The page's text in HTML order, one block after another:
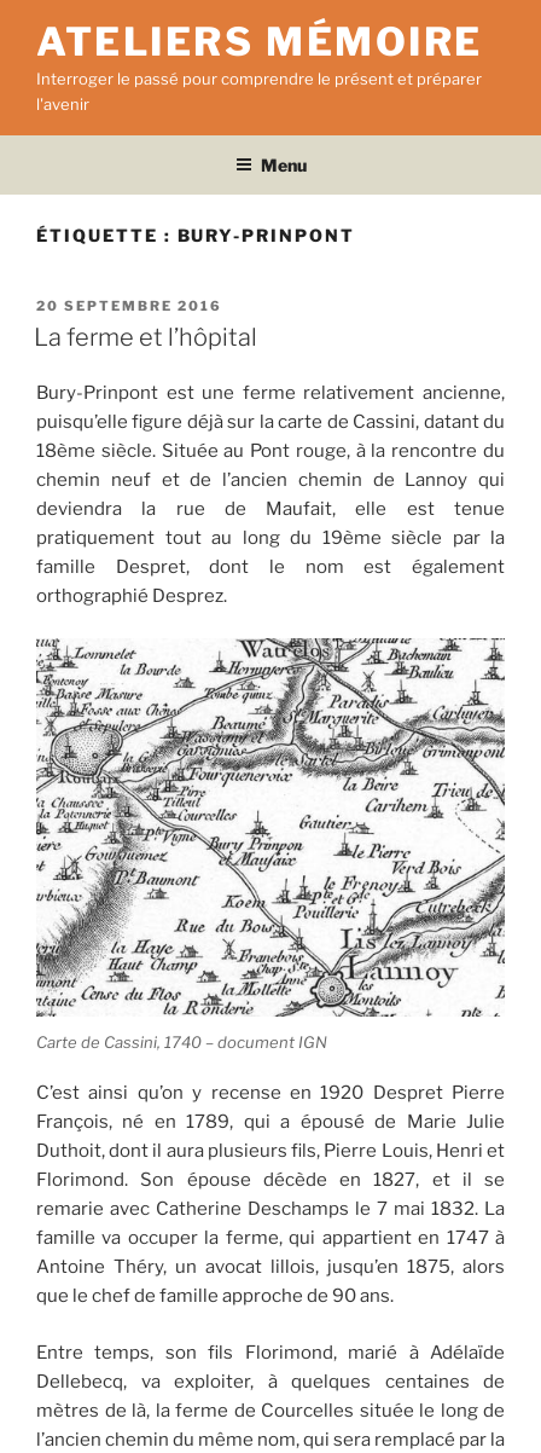
contenu
principal
ATELIERS MÉMOIRE
Interroger le passé pour comprendre le présent et préparer
l'avenir
Menu
ÉTIQUETTE : BURY-PRINPONT
PUBLIÉ
LE
20 SEPTEMBRE 2016
La ferme et l’hôpital
Bury-Prinpont est une ferme relativement ancienne,
puisqu’elle figure déjà sur la carte de Cassini, datant du
18ème siècle. Située au Pont rouge, à la rencontre du
chemin neuf et de l’ancien chemin de Lannoy qui
deviendra la rue de Maufait, elle est tenue
pratiquement tout au long du 19ème siècle par la
famille Despret, dont le nom est également
orthographié Desprez.
Carte de Cassini, 1740 – document IGN
C’est ainsi qu’on y recense en 1920 Despret Pierre
François, né en 1789, qui a épousé de Marie Julie
Duthoit, dont il aura plusieurs fils, Pierre Louis, Henri et
Florimond. Son épouse décède en 1827, et il se
remarie avec Catherine Deschamps le 7 mai 1832. La
famille va occuper la ferme, qui appartient en 1747 à
Antoine Théry, un avocat lillois, jusqu’en 1875, alors
que le chef de famille approche de 90 ans.
Entre temps, son fils Florimond, marié à Adélaïde
Dellebecq, va exploiter, à quelques centaines de
mètres de là, la ferme de Courcelles située le long de
l’ancien chemin du même nom, qui sera remplacé par la